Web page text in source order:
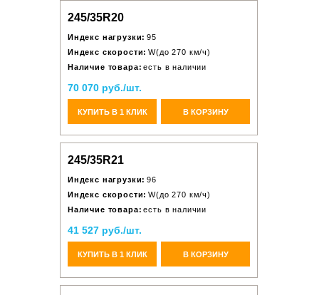
245/35R20
Индекс нагрузки: 95
Индекс скорости: W(до 270 км/ч)
Наличие товара: есть в наличии
70 070 руб./шт.
КУПИТЬ В 1 КЛИК В КОРЗИНУ
245/35R21
Индекс нагрузки: 96
Индекс скорости: W(до 270 км/ч)
Наличие товара: есть в наличии
41 527 руб./шт.
КУПИТЬ В 1 КЛИК В КОРЗИНУ